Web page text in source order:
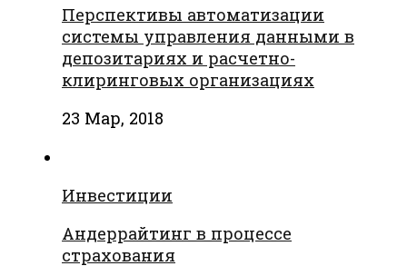
Перспективы автоматизации
системы управления данными в
депозитариях и расчетно-
клиринговых организациях
23 Мар, 2018
Инвестиции
Андеррайтинг в процессе
страхования